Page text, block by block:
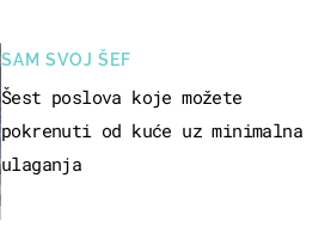
SAM SVOJ ŠEF
Šest poslova koje možete
pokrenuti od kuće uz minimalna
ulaganja